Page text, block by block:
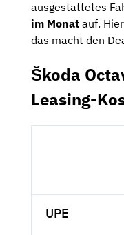
ausgestattetes
im Monat auf.
das macht den
Škoda
Leasing-
UPE